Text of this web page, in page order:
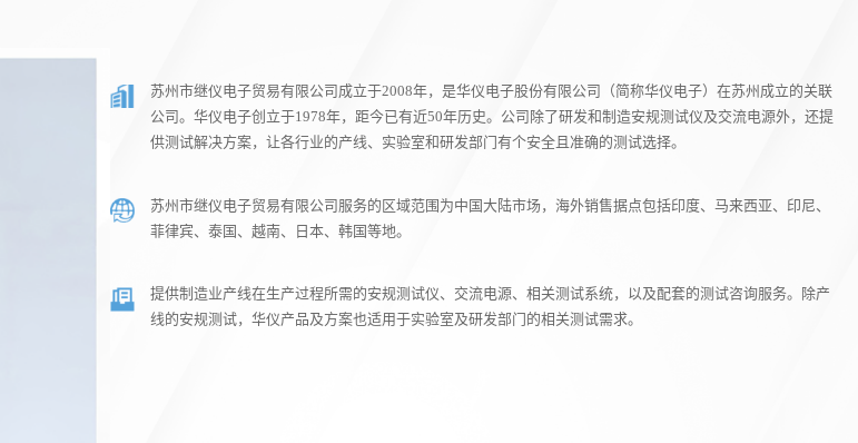
苏州市继仪电子贸易有限公司成立于2008年，是华仪电子股份有限公司（简称华仪电子）在苏州成立的关联
公司。华仪电子创立于1978年，距今已有近50年历史。公司除了研发和制造安规测试仪及交流电源外，还提
供测试解决方案，让各行业的产线、实验室和研发部门有个安全且准确的测试选择。
苏州市继仪电子贸易有限公司服务的区域范围为中国大陆市场，海外销售据点包括印度、马来西亚、印尼、
菲律宾、泰国、越南、日本、韩国等地。
提供制造业产线在生产过程所需的安规测试仪、交流电源、相关测试系统，以及配套的测试咨询服务。除产
线的安规测试，华仪产品及方案也适用于实验室及研发部门的相关测试需求。